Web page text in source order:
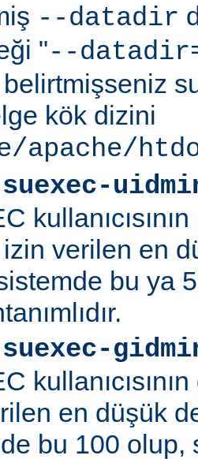
--datadir
"--
kök dizini
apache/
verilen en
bu ya
en düşük
bu 100 olup,